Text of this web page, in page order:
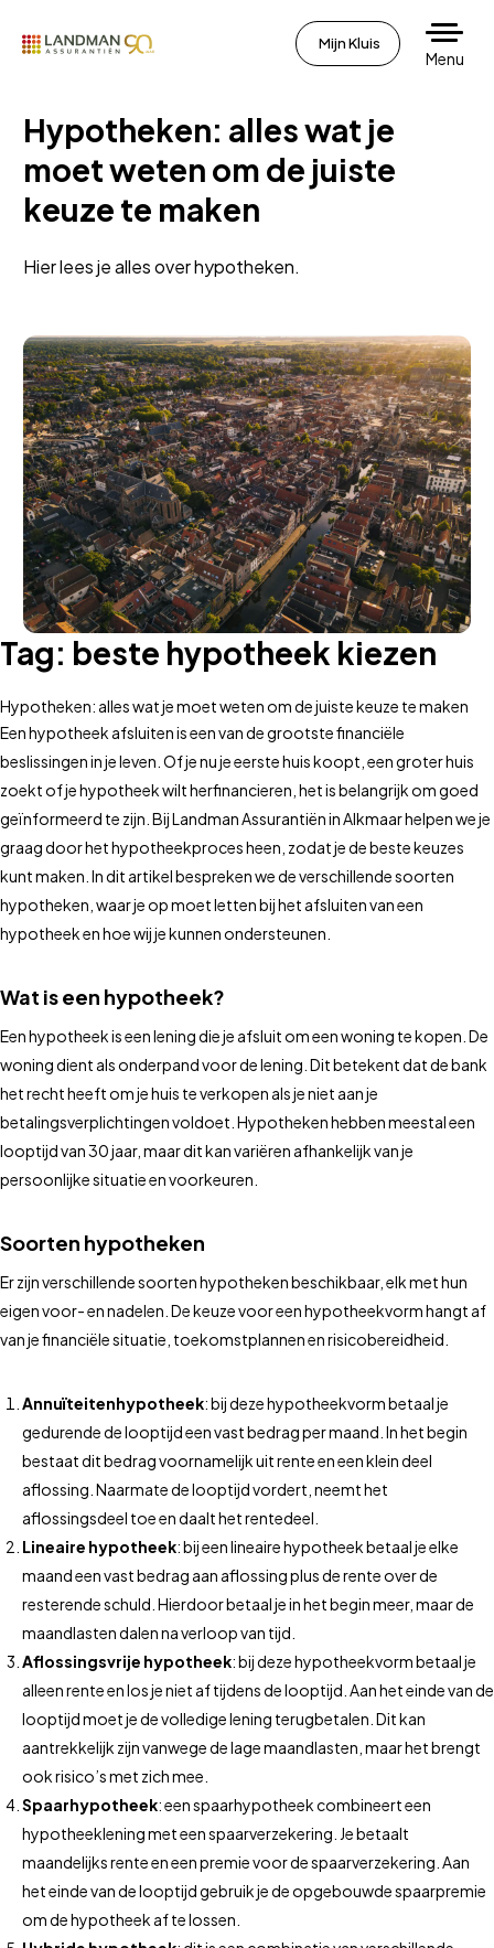
Mijn Kluis
Menu
Hypotheken: alles wat je
moet weten om de juiste
keuze te maken
Hier lees je alles over hypotheken.
Tag: beste hypotheek kiezen
Hypotheken: alles wat je moet weten om de juiste keuze te maken
Een hypotheek afsluiten is een van de grootste financiële
beslissingen in je leven. Of je nu je eerste huis koopt, een groter huis
zoekt of je hypotheek wilt herfinancieren, het is belangrijk om goed
geïnformeerd te zijn. Bij Landman Assurantiën in Alkmaar helpen we je
graag door het hypotheekproces heen, zodat je de beste keuzes
kunt maken. In dit artikel bespreken we de verschillende soorten
hypotheken, waar je op moet letten bij het afsluiten van een
hypotheek en hoe wij je kunnen ondersteunen.
Wat is een hypotheek?
Een hypotheek is een lening die je afsluit om een woning te kopen. De
woning dient als onderpand voor de lening. Dit betekent dat de bank
het recht heeft om je huis te verkopen als je niet aan je
betalingsverplichtingen voldoet. Hypotheken hebben meestal een
looptijd van 30 jaar, maar dit kan variëren afhankelijk van je
persoonlijke situatie en voorkeuren.
Soorten hypotheken
Er zijn verschillende soorten hypotheken beschikbaar, elk met hun
eigen voor- en nadelen. De keuze voor een hypotheekvorm hangt af
van je financiële situatie, toekomstplannen en risicobereidheid.
Annuïteitenhypotheek: bij deze hypotheekvorm betaal je
gedurende de looptijd een vast bedrag per maand. In het begin
bestaat dit bedrag voornamelijk uit rente en een klein deel
aflossing. Naarmate de looptijd vordert, neemt het
aflossingsdeel toe en daalt het rentedeel.
Lineaire hypotheek: bij een lineaire hypotheek betaal je elke
maand een vast bedrag aan aflossing plus de rente over de
resterende schuld. Hierdoor betaal je in het begin meer, maar de
maandlasten dalen na verloop van tijd.
Aflossingsvrije hypotheek: bij deze hypotheekvorm betaal je
alleen rente en los je niet af tijdens de looptijd. Aan het einde van de
looptijd moet je de volledige lening terugbetalen. Dit kan
aantrekkelijk zijn vanwege de lage maandlasten, maar het brengt
ook risico’s met zich mee.
Spaarhypotheek: een spaarhypotheek combineert een
hypotheeklening met een spaarverzekering. Je betaalt
maandelijks rente en een premie voor de spaarverzekering. Aan
het einde van de looptijd gebruik je de opgebouwde spaarpremie
om de hypotheek af te lossen.